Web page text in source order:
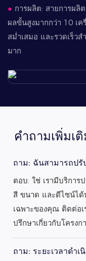
● การผลิต: สายการผลิ
ผลขั้นสูงมากกว่า 10 เ
สม่ำเสมอ และรวดเร็ว
มาก
คำถามเพิ่มเ
ถาม: ฉันสามารถปรั
ตอบ: ใช่ เรามีบริกา
สี ขนาด และดีไซน์ได้
เฉพาะของคุณ ติดต่อเ
ปรึกษาเกี่ยวกับโครง
ถาม: ระยะเวลาดำ